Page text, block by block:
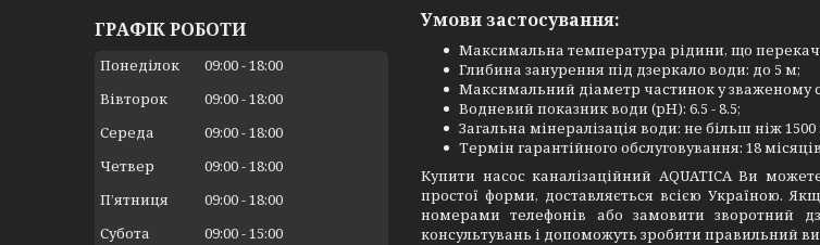
Умови застосування:
Максимальна температура рідини, що
Глибина занурення під дзеркало води: до 5 м;
Максимальний діаметр частинок у зваженому
Водневий показник води (pH): 6.5 - 8.5;
Загальна мінералізація води: не більш ніж 1500
Термін гарантійного обслуговування: 18 місяців
Купити насос каналізаційний AQUATICA Ви
простої форми, доставляється всією Україною.
номерами телефонів або замовити зворотний
консультувань і допоможуть зробити правильний
ГРАФІК РОБОТИ
Понеділок 09:00 18:00
Вівторок
09:00 18:00
Середа
09:00 18:00
Четвер
09:00 18:00
Пʼятниця
09:00 18:00
Субота
09:00 15:00